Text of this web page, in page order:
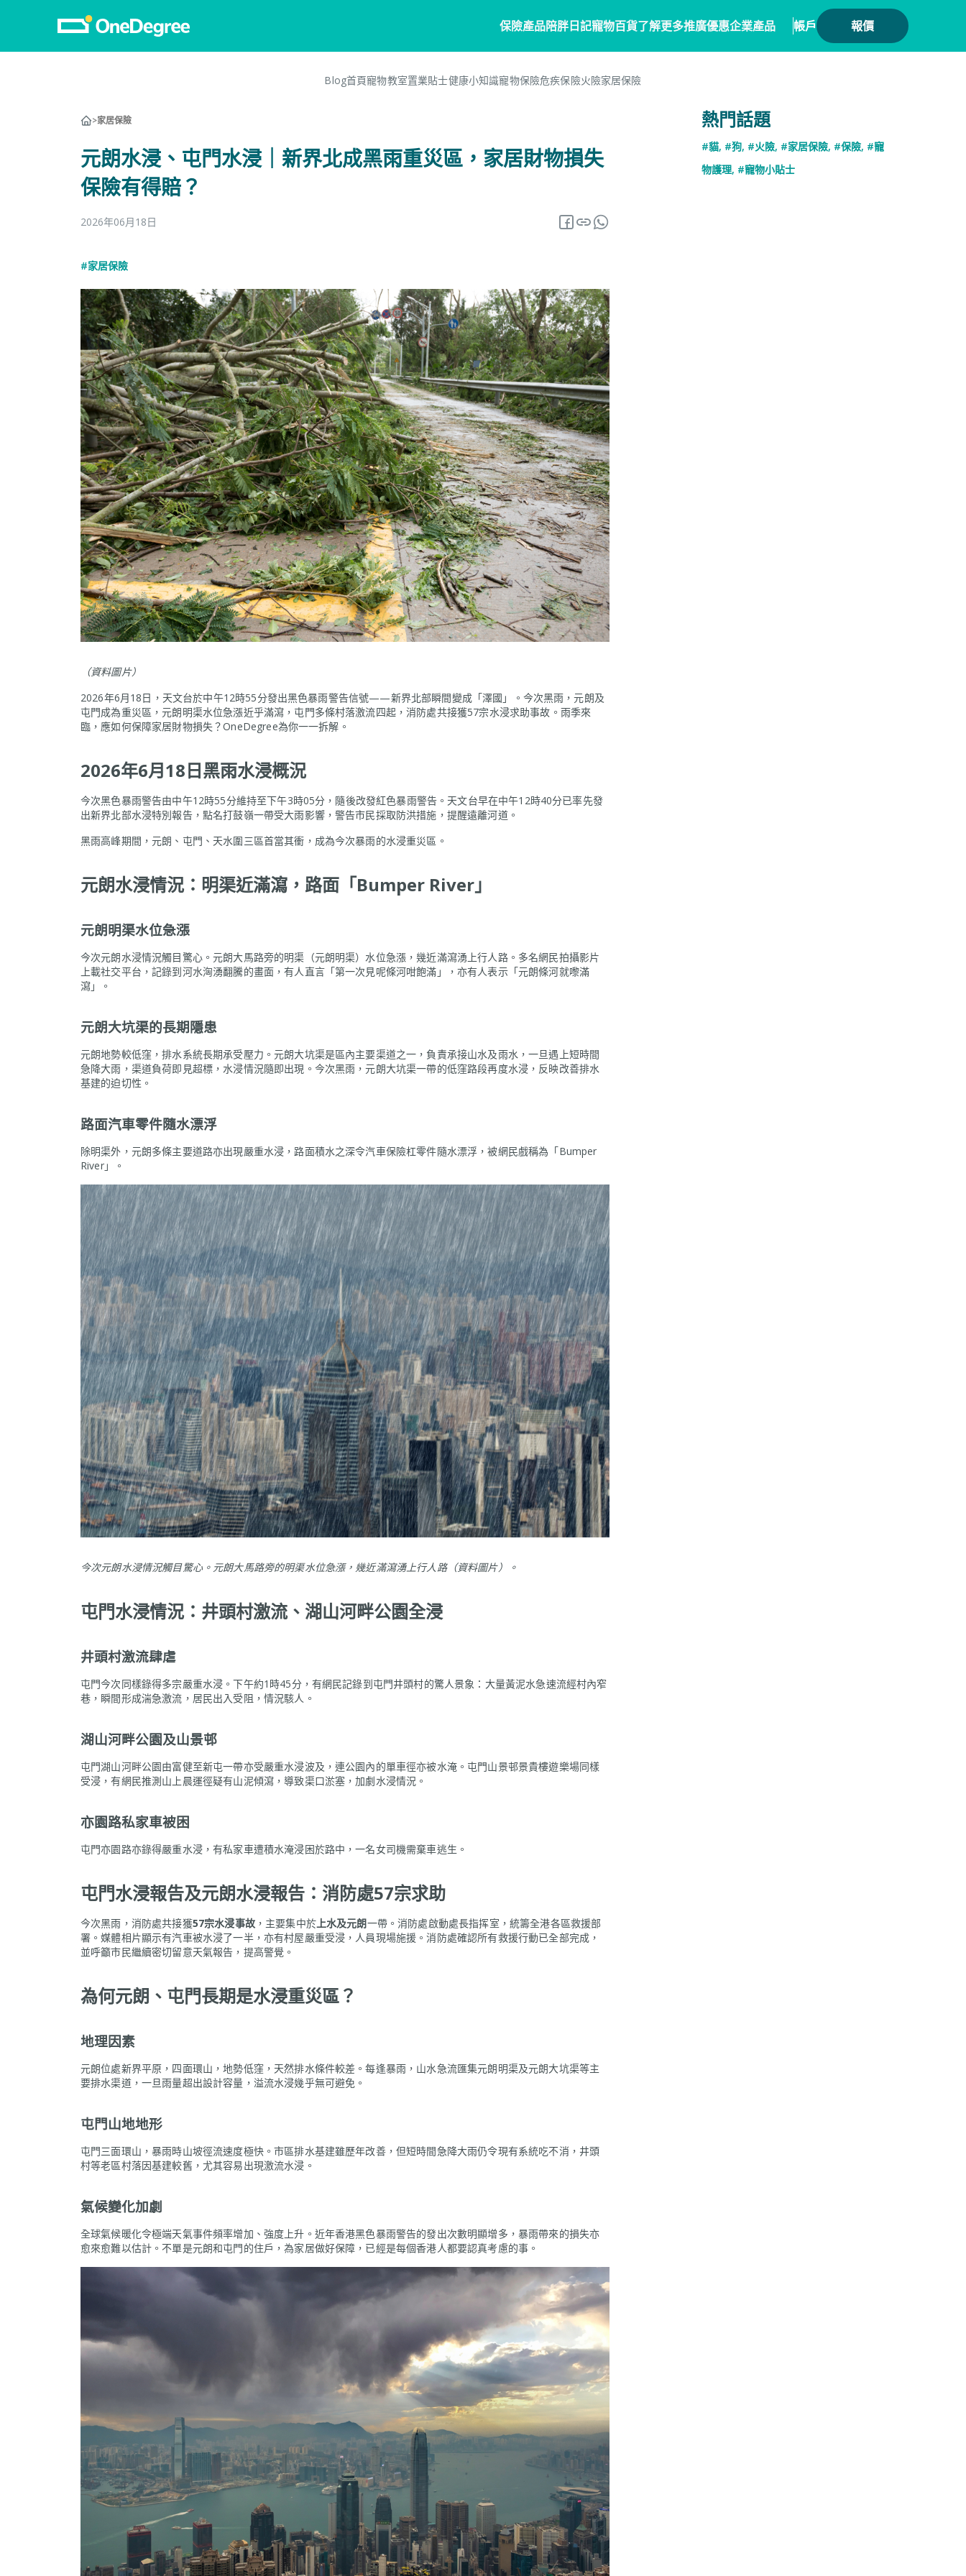
保險產品
狗狗保險
家電保養保險
陪胖日記
立即下載
寵物百貨了解更多
網誌
推廣優惠
毛範生會員計劃
企業產品
數碼保險
數字資產保險
帳戶 報價
Blog首頁寵物教室置業貼士健康小知識寵物保險危疾保險火險家居保險
>家居保險
元朗水浸、屯門水浸｜新界北成黑雨重災區，家居財物損失
保險有得賠？
2026年06月18日
#家居保險
（資料圖片）
2026年6月18日，天文台於中午12時55分發出黑色暴雨警告信號——新界北部瞬間變成「澤國」。今次黑雨，元朗及
屯門成為重災區，元朗明渠水位急漲近乎滿瀉，屯門多條村落激流四起，消防處共接獲57宗水浸求助事故。雨季來
臨，應如何保障家居財物損失？OneDegree為你一一拆解。
2026年6月18日黑雨水浸概況
今次黑色暴雨警告由中午12時55分維持至下午3時05分，隨後改發紅色暴雨警告。天文台早在中午12時40分已率先發
出新界北部水浸特別報告，點名打鼓嶺一帶受大雨影響，警告市民採取防洪措施，提醒遠離河道。
黑雨高峰期間，元朗、屯門、天水圍三區首當其衝，成為今次暴雨的水浸重災區。
元朗水浸情況：明渠近滿瀉，路面「Bumper River」
元朗明渠水位急漲
今次元朗水浸情況觸目驚心。元朗大馬路旁的明渠（元朗明渠）水位急漲，幾近滿瀉湧上行人路。多名網民拍攝影片
上載社交平台，記錄到河水洶湧翻騰的畫面，有人直言「第一次見呢條河咁飽滿」，亦有人表示「元朗條河就嚟滿
瀉」。
元朗大坑渠的長期隱患
元朗地勢較低窪，排水系統長期承受壓力。元朗大坑渠是區內主要渠道之一，負責承接山水及雨水，一旦遇上短時間
急降大雨，渠道負荷即見超標，水浸情況隨即出現。今次黑雨，元朗大坑渠一帶的低窪路段再度水浸，反映改善排水
基建的迫切性。
路面汽車零件隨水漂浮
除明渠外，元朗多條主要道路亦出現嚴重水浸，路面積水之深令汽車保險杠零件隨水漂浮，被網民戲稱為「Bumper
River」。
今次元朗水浸情況觸目驚心。元朗大馬路旁的明渠水位急漲，幾近滿瀉湧上行人路（資料圖片）。
屯門水浸情況：井頭村激流、湖山河畔公園全浸
井頭村激流肆虐
屯門今次同樣錄得多宗嚴重水浸。下午約1時45分，有網民記錄到屯門井頭村的驚人景象：大量黃泥水急速流經村內窄
巷，瞬間形成湍急激流，居民出入受阻，情況駭人。
湖山河畔公園及山景邨
屯門湖山河畔公園由富健至新屯一帶亦受嚴重水浸波及，連公園內的單車徑亦被水淹。屯門山景邨景貴樓遊樂場同樣
受浸，有網民推測山上晨運徑疑有山泥傾瀉，導致渠口淤塞，加劇水浸情況。
亦園路私家車被困
屯門亦園路亦錄得嚴重水浸，有私家車遭積水淹浸困於路中，一名女司機需棄車逃生。
屯門水浸報告及元朗水浸報告：消防處57宗求助
今次黑雨，消防處共接獲57宗水浸事故，主要集中於上水及元朗一帶。消防處啟動處長指挥室，統籌全港各區救援部
署。媒體相片顯示有汽車被水浸了一半，亦有村屋嚴重受浸，人員現場施援。消防處確認所有救援行動已全部完成，
並呼籲市民繼續密切留意天氣報告，提高警覺。
為何元朗、屯門長期是水浸重災區？
地理因素
元朗位處新界平原，四面環山，地勢低窪，天然排水條件較差。每逢暴雨，山水急流匯集元朗明渠及元朗大坑渠等主
要排水渠道，一旦雨量超出設計容量，溢流水浸幾乎無可避免。
屯門山地地形
屯門三面環山，暴雨時山坡徑流速度極快。市區排水基建雖歷年改善，但短時間急降大雨仍令現有系統吃不消，井頭
村等老區村落因基建較舊，尤其容易出現激流水浸。
氣候變化加劇
全球氣候暖化令極端天氣事件頻率增加、強度上升。近年香港黑色暴雨警告的發出次數明顯增多，暴雨帶來的損失亦
愈來愈難以估計。不單是元朗和屯門的住戶，為家居做好保障，已經是每個香港人都要認真考慮的事。
熱門話題
#貓, #狗, #火險, #家居保險, #保險, #寵
物護理, #寵物小貼士